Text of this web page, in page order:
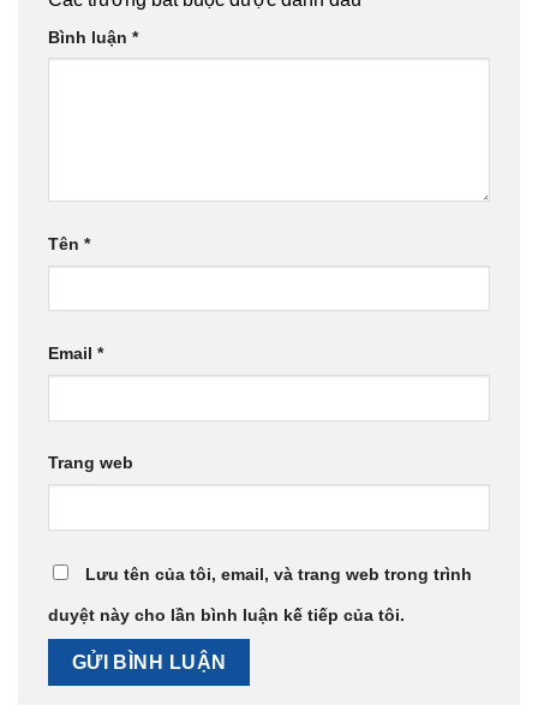
Bình luận *
Tên *
Email *
Trang web
Lưu tên của tôi, email, và trang web trong trình
duyệt này cho lần bình luận kế tiếp của tôi.